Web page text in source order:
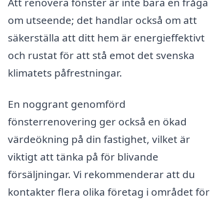
om utseende; det handlar också om att
säkerställa att ditt hem är energieffektivt
och rustat för att stå emot det svenska
klimatets påfrestningar.
En noggrant genomförd
fönsterrenovering ger också en ökad
värdeökning på din fastighet, vilket är
viktigt att tänka på för blivande
försäljningar. Vi rekommenderar att du
kontakter flera olika företag i området för